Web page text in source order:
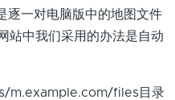
一对电脑版中的地图文件
站中我们采用的办法是自动
m.example.com/files目录